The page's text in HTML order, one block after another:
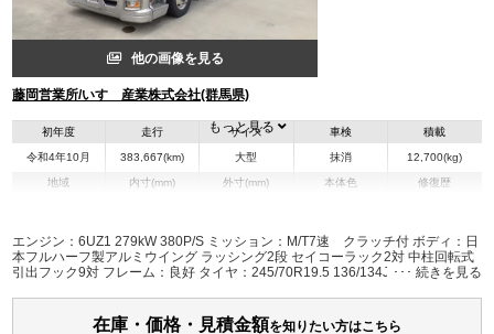
他の画像を見る
藤岡営業所/いすゞ産業株式会社(群馬県)
初年度
令和4年10月
走行
383,667(km)
サイズ
大型
車検
抹消
積載
12,700(kg)
地域 内寸(mm)
H:2,640
外寸(mm) 本体色 修復歴
装備情報
集中ドアロック
電動格納ミラー エアサスシート ETC バックモニター
もっと見る
エンジン：6UZ1 279kW 380P/S ミッション：M/T7速 クラッチ付 ボディ：日
本フルハーフ製アルミウイング ラッシング2段 セイコーラック2対 中柱回転式
引出フック9対 フレーム：良好 タイヤ：245/70R19.5 136/134J スタッドレ
ラ・バックカメラ・庫内カメラ付き
在庫・価格・見積金額を知りたい方はこちら